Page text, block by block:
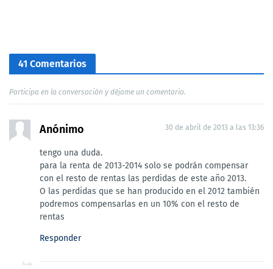
41 Comentarios
Participa en la conversación y déjame un comentario.
Anónimo 30 de abril de 2013 a las 13:36
tengo una duda.
para la renta de 2013-2014 solo se podrán compensar
con el resto de rentas las perdidas de este año 2013.
O las perdidas que se han producido en el 2012 también
podremos compensarlas en un 10% con el resto de
rentas
Responder